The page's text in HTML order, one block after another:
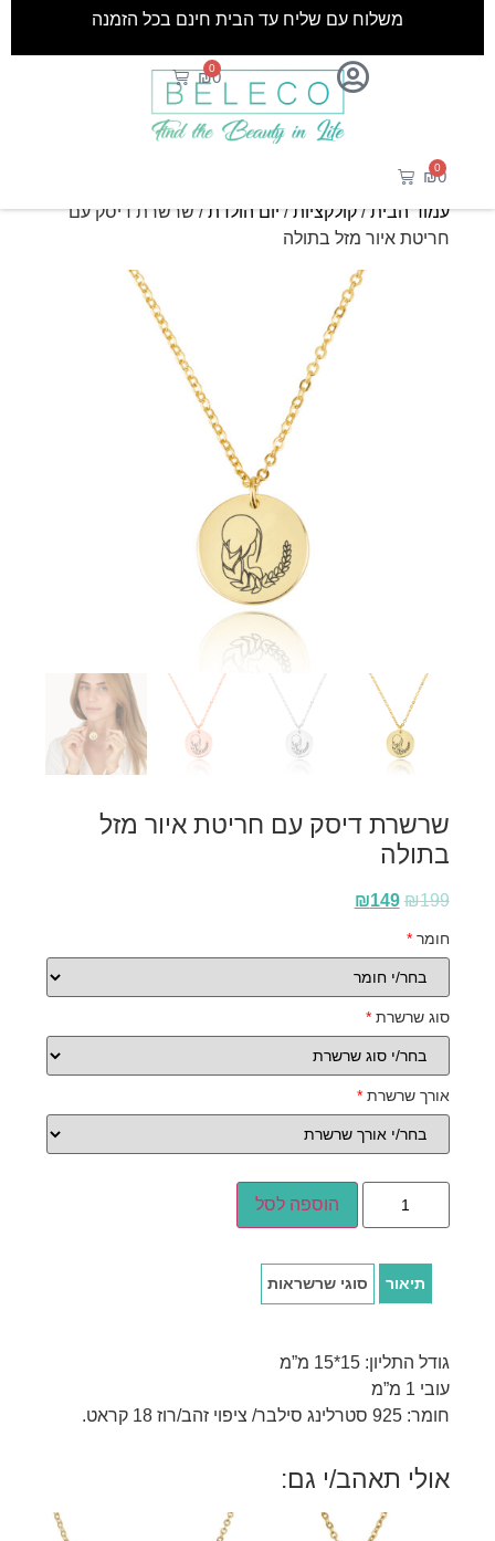
₪0
0
משלוח עם שליח עד הבית חינם בכל הזמנה
₪0
0
עמוד הבית/קולקציות/יום הולדת/ שרשרת דיסק עם
חריטת איור מזל בתולה
שרשרת דיסק עם חריטת איור מזל
בתולה
₪199
₪149
חומר*
סוג שרשרת*
אורך שרשרת*
הוספה לסל
תיאור סוגי שרשראות
גודל התליון: 15*15 מ”מ
עובי 1 מ”מ
חומר: 925 סטרלינג סילבר/ ציפוי זהב/רוז 18 קראט.
אולי תאהב/י גם: